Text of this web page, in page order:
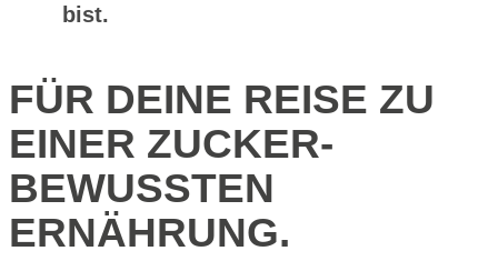
bist.
FÜR DEINE REISE ZU
EINER ZUCKER­­
BEWUSSTEN
ERNÄHRUNG.